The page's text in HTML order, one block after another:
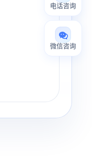
电话咨询
微信咨询